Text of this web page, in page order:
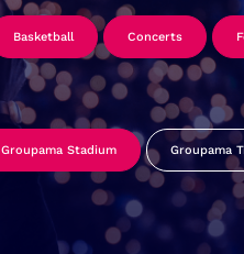
Basketball Concerts
Groupama Stadium Groupama